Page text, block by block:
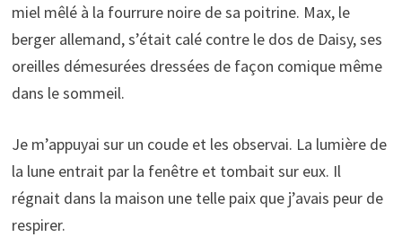
miel mêlé à la fourrure noire de sa poitrine. Max, le
berger allemand, s’était calé contre le dos de Daisy, ses
oreilles démesurées dressées de façon comique même
dans le sommeil.
Je m’appuyai sur un coude et les observai. La lumière de
la lune entrait par la fenêtre et tombait sur eux. Il
régnait dans la maison une telle paix que j’avais peur de
respirer.